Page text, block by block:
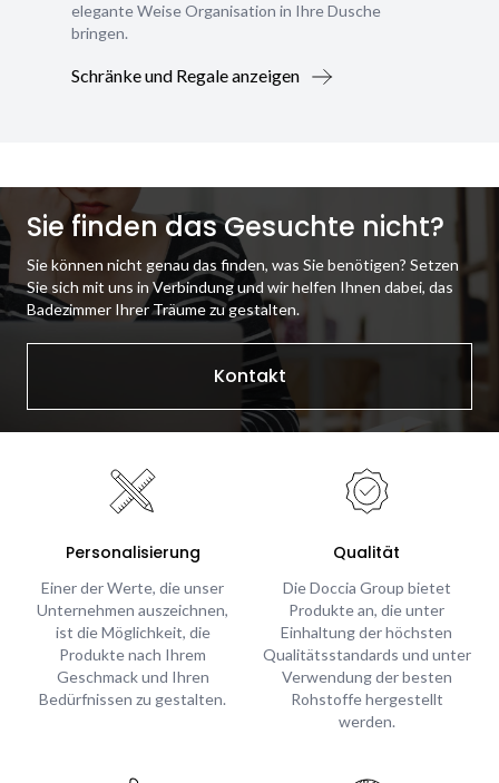
elegante Weise Organisation in Ihre Dusche
bringen.
Schränke und Regale anzeigen
Sie finden das Gesuchte nicht?
Sie können nicht genau das finden, was Sie benötigen? Setzen
Sie sich mit uns in Verbindung und wir helfen Ihnen dabei, das
Badezimmer Ihrer Träume zu gestalten.
Kontakt
Personalisierung
Einer der Werte, die unser
Unternehmen auszeichnen,
ist die Möglichkeit, die
Produkte nach Ihrem
Geschmack und Ihren
Bedürfnissen zu gestalten.
Qualität
Die Doccia Group bietet
Produkte an, die unter
Einhaltung der höchsten
Qualitätsstandards und unter
Verwendung der besten
Rohstoffe hergestellt
werden.